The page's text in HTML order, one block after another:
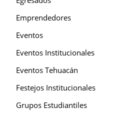
Emprendedores
Eventos
Eventos Institucionales
Eventos Tehuacán
Festejos Institucionales
Grupos Estudiantiles